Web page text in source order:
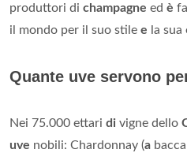
produttori di champagne ed è
il mondo per il suo stile e la sua
Quante uve servono
Nei 75.000 ettari di vigne dello
uve nobili: Chardonnay (a